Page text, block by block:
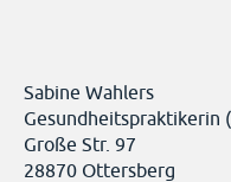
Sabine Wahlers
Gesundheitspraktikerin
Große Str. 97
28870 Ottersberg